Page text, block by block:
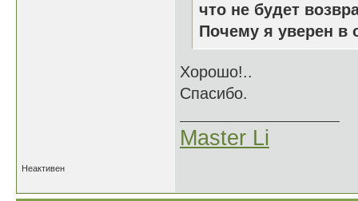
что не будет
Почему я уверен в
Хорошо!..
Спасибо.
Master Li
Неактивен